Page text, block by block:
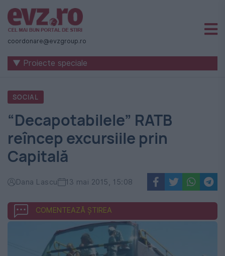
Știri
naționale
internaționale
România
-
Evenimentul
Zilei
coordonare@evzgroup.ro
▼ Proiecte speciale
SOCIAL
“Decapotabilele” RATB
reîncep excursiile prin
Capitală
Dana Lascu 13 mai 2015, 15:08
COMENTEAZĂ ȘTIREA